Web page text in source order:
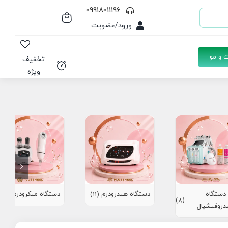
09918011196
ورود/عضویت
و مو
تخفیف
ویژه
دستگاه
(8)
دستگاه هیدرودرم (11) دستگاه میکرودرم